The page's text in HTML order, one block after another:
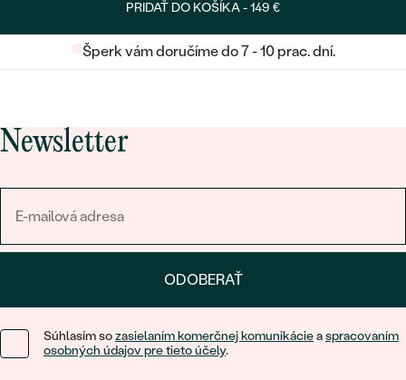
PRIDAŤ DO KOŠÍKA -149 €
Šperk vám doručíme do 7 - 10 prac. dní.
Newsletter
ODOBERAŤ
Súhlasím sozasielaním komerčnej komunikácieaspracovaním
osobných údajov pre tieto účely.